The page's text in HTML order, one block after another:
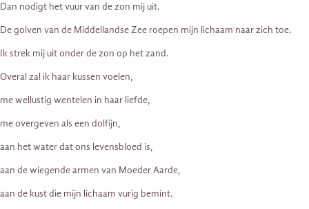
Dan nodigt het vuur van de zon mij uit.
De golven van de Middellandse Zee roepen mijn lichaam naar zich toe.
Ik strek mij uit onder de zon op het zand.
Overal zal ik haar kussen voelen,
me wellustig wentelen in haar liefde,
me overgeven als een dolfijn,
aan het water dat ons levensbloed is,
aan de wiegende armen van Moeder Aarde,
aan de kust die mijn lichaam vurig bemint.